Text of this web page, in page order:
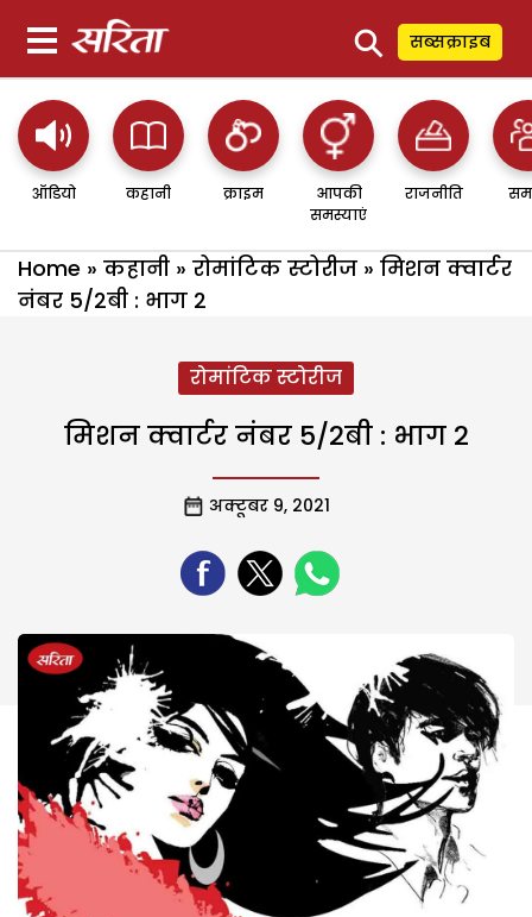
⚲ सब्सक्राइब
ऑडियो कहानी क्राइम
आपकी
समस्याएं
राजनीति
Home » कहानी » रोमांटिक स्टोरीज » मिशन क्वार्टर
नंबर 5/2बी : भाग 2
रोमांटिक स्टोरीज
मिशन क्वार्टर नंबर 5/2बी : भाग 2
अक्टूबर 9, 2021